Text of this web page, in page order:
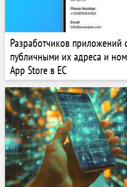
Разработчиков приложений
публичными их адреса и
App Store в ЕС